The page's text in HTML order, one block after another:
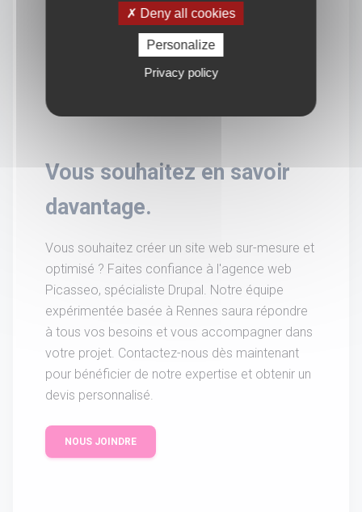
Vous souhaitez en savoir
davantage.
Vous souhaitez créer un site web sur-mesure et
optimisé ? Faites confiance à l'agence web
Picasseo, spécialiste Drupal. Notre équipe
expérimentée basée à Rennes saura répondre
à tous vos besoins et vous accompagner dans
votre projet. Contactez-nous dès maintenant
pour bénéficier de notre expertise et obtenir un
devis personnalisé.
NOUS JOINDRE
Deny all cookies
Personalize
Privacy policy